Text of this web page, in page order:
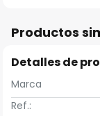
Productos
Detalles de
Marca
Ref.: